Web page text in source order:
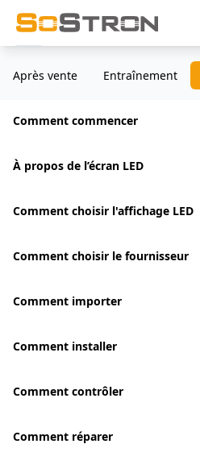
Après vente Entraînement
Comment commencer
À propos de l’écran LED
Comment choisir l'affichage LED
Comment choisir le fournisseur
Comment importer
Comment installer
Comment contrôler
Comment réparer